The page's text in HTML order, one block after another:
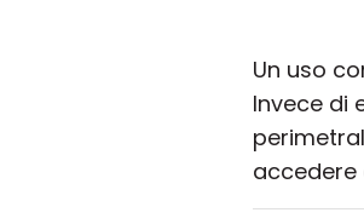
Un uso
Invece di
accedere